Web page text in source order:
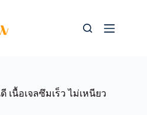
เนื้อเจลซึมเร็ว ไม่เหนียว